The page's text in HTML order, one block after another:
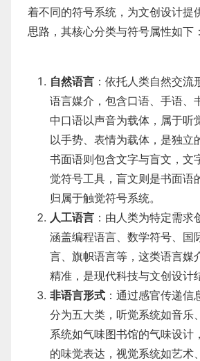
着不同的符号系统，为文创设计提
思路，其核心分类与符号属性如下：
自然语言 ：依托人类自然交流
语言媒介，包含口语、手语、
中口语以声音为载体，属于听
以手势、表情为载体，是独立
书面语则包含文字与盲文，文
觉符号工具，盲文则是书面语
归属于触觉符号系统。
人工语言 ：由人类为特定需求
涵盖编程语言、数学符号、国
言、旗帜语言等，这类语言媒
精准，是现代科技与文创设计
非语言形式 ：通过感官传递
分为五大类，听觉系统如音乐
系统如气味图书馆的气味设计
的味觉表达，视觉系统如艺术